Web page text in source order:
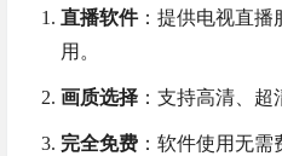
直播软件：提供电视直播
用。
画质选择 ：支持高清、超
完全免费 ：软件使用无需